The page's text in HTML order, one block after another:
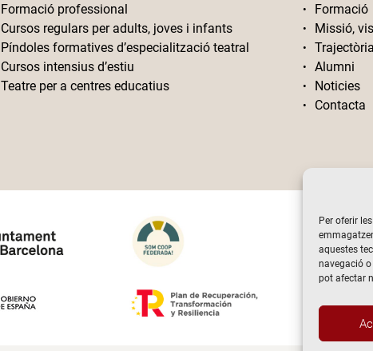
Per oferir
aquestes
navegació
pot afectar
Formació professional
Cursos regulars per adults, joves i infants
Píndoles formatives d’especialització teatral
Cursos intensius d’estiu
Teatre per a centres educatius
Formació
Missió,
Trajectòria
Alumni
Noticies
Contacta